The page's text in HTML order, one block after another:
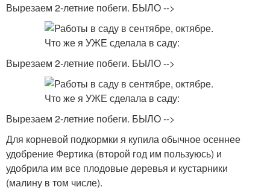
Вырезаем 2-летние побеги. БЫЛО -->
Вырезаем 2-летние побеги. БЫЛО -->
Вырезаем 2-летние побеги. БЫЛО -->
Для корневой подкормки я купила обычное осеннее
удобрение Фертика (второй год им пользуюсь) и
удобрила им все плодовые деревья и кустарники
(малину в том числе).